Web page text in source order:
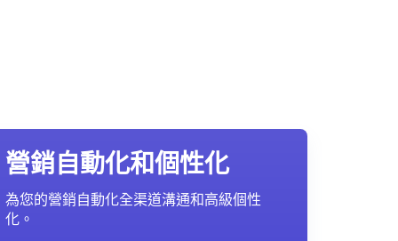
營銷自動化和個性化
為您的營銷自動化全渠道溝通和高級個性
化。